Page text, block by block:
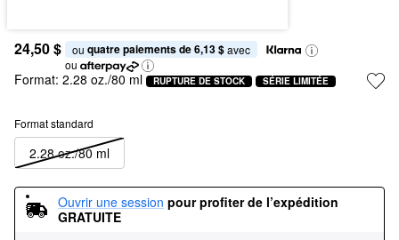
24,50 $ ou quatre paiements de 6,13 $ avec
ou
Format: 2.28 oz./80 ml RUPTURE DE STOCK SÉRIE LIMITÉE
Format standard
2.28 oz./80 ml
Ouvrir une session pour profiter de l’expédition
GRATUITE